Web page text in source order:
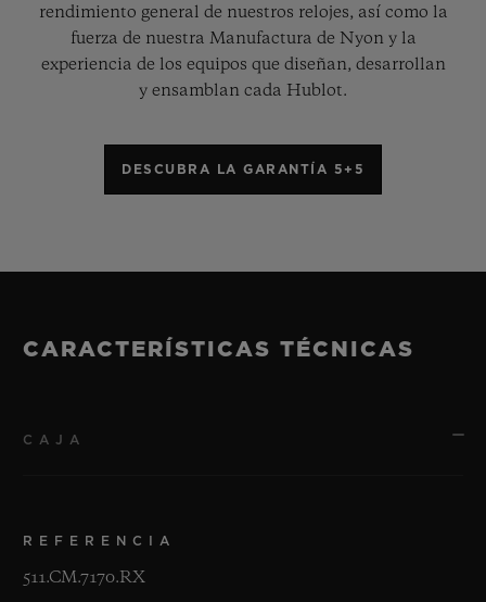
rendimiento general de nuestros relojes, así como la
fuerza de nuestra Manufactura de Nyon y la
experiencia de los equipos que diseñan, desarrollan
y ensamblan cada Hublot.
DESCUBRA LA GARANTÍA 5+5
CARACTERÍSTICAS TÉCNICAS
CAJA
REFERENCIA
511.CM.7170.RX